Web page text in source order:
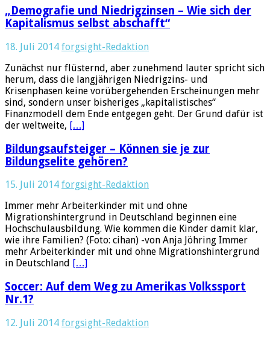
„Demografie und Niedrigzinsen – Wie sich der
Kapitalismus selbst abschafft“
18. Juli 2014 forgsight-Redaktion
Zunächst nur flüsternd, aber zunehmend lauter spricht sich
herum, dass die langjährigen Niedrigzins- und
Krisenphasen keine vorübergehenden Erscheinungen mehr
sind, sondern unser bisheriges „kapitalistisches“
Finanzmodell dem Ende entgegen geht. Der Grund dafür ist
der weltweite, […]
Bildungsaufsteiger – Können sie je zur
Bildungselite gehören?
15. Juli 2014 forgsight-Redaktion
Immer mehr Arbeiterkinder mit und ohne
Migrationshintergrund in Deutschland beginnen eine
Hochschulausbildung. Wie kommen die Kinder damit klar,
wie ihre Familien? (Foto: cihan) -von Anja Jöhring Immer
mehr Arbeiterkinder mit und ohne Migrationshintergrund
in Deutschland […]
Soccer: Auf dem Weg zu Amerikas Volkssport
Nr.1?
12. Juli 2014 forgsight-Redaktion